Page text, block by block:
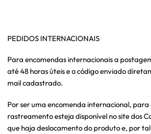
PEDIDOS INTERNACIONAIS
Para encomendas internacionais a
até 48 horas úteis e o código enviado
mail cadastrado.
Por ser uma encomenda internacional, para
rastreamento esteja disponível no site dos
que haja deslocamento do produto e, por